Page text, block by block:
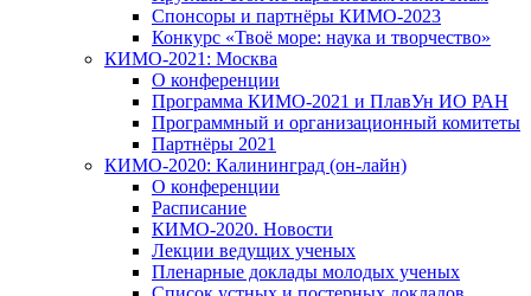
Спонсоры и партнёры КИМО-2023
Конкурс «Твоё море: наука и творчество»
КИМО-2021: Москва
О конференции
Программа КИМО-2021 и ПлавУн ИО РАН
Программный и организационный комитеты
Партнёры 2021
КИМО-2020: Калининград (он-лайн)
О конференции
Расписание
КИМО-2020. Новости
Лекции ведущих ученых
Пленарные доклады молодых ученых